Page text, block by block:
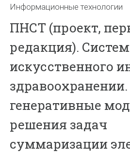
Информационные технологии
ПНСТ (проект,
редакция).
искусственного
генеративные
решения задач
суммаризации